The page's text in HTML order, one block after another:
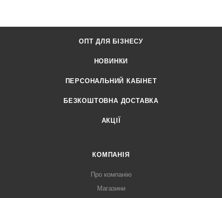
ОПТ ДЛЯ БІЗНЕСУ
НОВИНКИ
ПЕРСОНАЛЬНИЙ КАБІНЕТ
БЕЗКОШТОВНА ДОСТАВКА
АКЦІЇ
КОМПАНІЯ
Про компанію
Магазини